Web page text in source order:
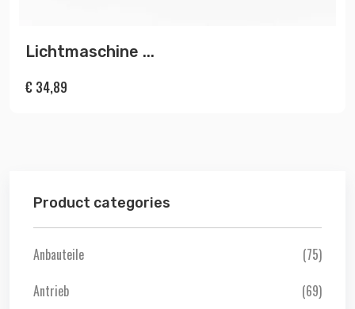
Product categories
Anbauteile
(75)
Antrieb
(69)
Lichtmaschine ...
€ 34,89